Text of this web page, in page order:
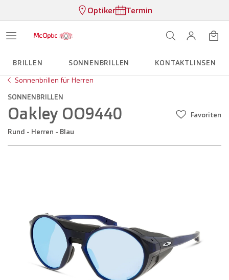
Optiker Termin
BRILLEN SONNENBRILLEN
KONTAKTLINSEN
Sonnenbrillen für Herren
SONNENBRILLEN
Oakley OO9440
Rund - Herren - Blau
Favoriten